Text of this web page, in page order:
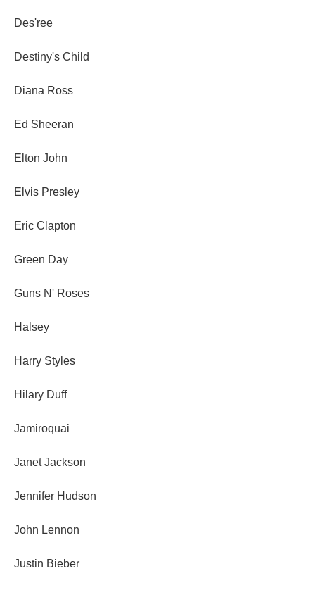
Des'ree
Destiny's Child
Diana Ross
Ed Sheeran
Elton John
Elvis Presley
Eric Clapton
Green Day
Guns N' Roses
Halsey
Harry Styles
Hilary Duff
Jamiroquai
Janet Jackson
Jennifer Hudson
John Lennon
Justin Bieber